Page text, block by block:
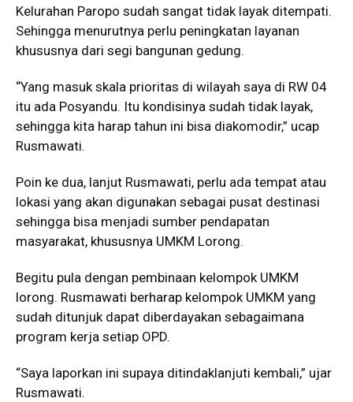
Kelurahan Paropo sudah sangat tidak layak ditempati.
Sehingga menurutnya perlu peningkatan layanan
khususnya dari segi bangunan gedung.
“Yang masuk skala prioritas di wilayah saya di RW 04
itu ada Posyandu. Itu kondisinya sudah tidak layak,
sehingga kita harap tahun ini bisa diakomodir,” ucap
Rusmawati.
Poin ke dua, lanjut Rusmawati, perlu ada tempat atau
lokasi yang akan digunakan sebagai pusat destinasi
sehingga bisa menjadi sumber pendapatan
masyarakat, khususnya UMKM Lorong.
Begitu pula dengan pembinaan kelompok UMKM
lorong. Rusmawati berharap kelompok UMKM yang
sudah ditunjuk dapat diberdayakan sebagaimana
program kerja setiap OPD.
“Saya laporkan ini supaya ditindaklanjuti kembali,” ujar
Rusmawati.